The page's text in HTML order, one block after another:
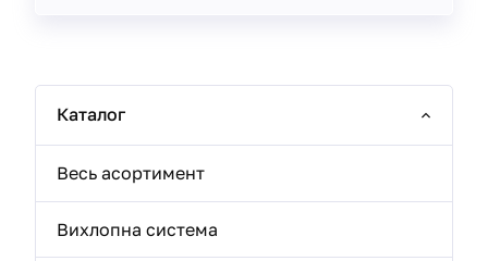
Каталог
Весь асортимент
Вихлопна система